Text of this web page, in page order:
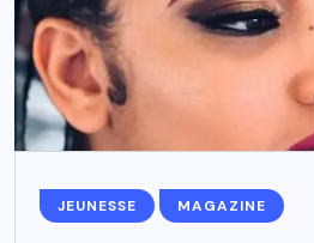
JEUNESSE MAGAZINE